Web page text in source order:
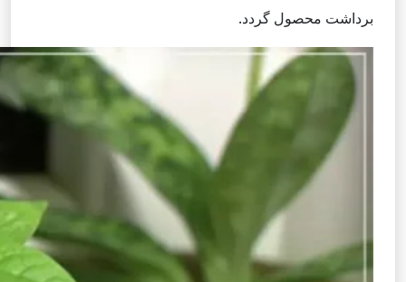
برداشت محصول گردد.